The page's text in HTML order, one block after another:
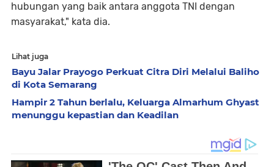
hubungan yang baik antara anggota TNI dengan
masyarakat," kata dia.
Lihat juga
Bayu Jalar Prayogo Perkuat Citra Diri Melalui Baliho
di Kota Semarang
Hampir 2 Tahun berlalu, Keluarga Almarhum Ghyast
menunggu kepastian dan Keadilan